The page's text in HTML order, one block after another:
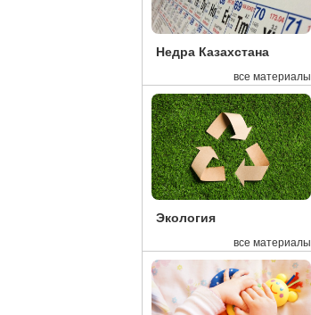
Недра Казахстана
все материалы
Экология
все материалы